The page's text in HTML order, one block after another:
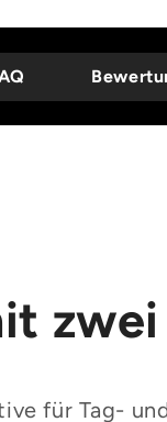
für Tag-